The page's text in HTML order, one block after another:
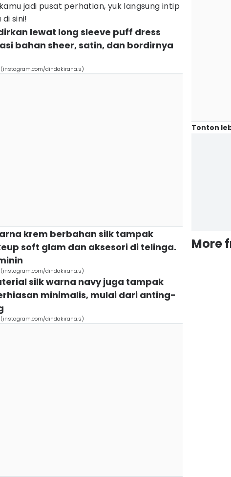
jadi pusat perhatian, yuk langsung intip
sini!
lewat long sleeve puff dress
bahan sheer, satin, dan bordirnya
dindakirana.s)
krem berbahan silk tampak
soft glam dan aksesori di telinga.
dindakirana.s)
silk warna navy juga tampak
minimalis, mulai dari anting-
dindakirana.s)
Tonton
More